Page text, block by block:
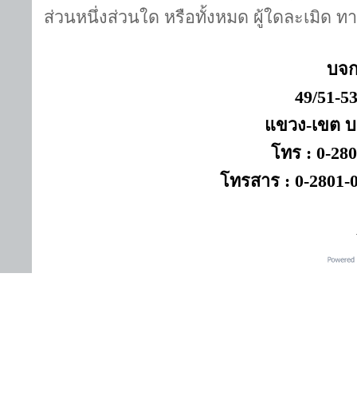
ส่วนหนึ่งส่วนใด หรือทั้งหมด ผู้ใดละเมิด
บจ
49/51-
แขวง-เขต
โทร : 0-
โทรสาร : 0-2801-